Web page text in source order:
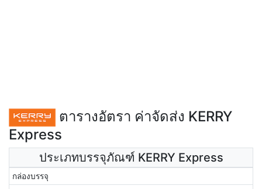
ตารางอัตรา ค่าจัดส่ง KERRY
Express
ประเภทบรรจุภัณฑ์ KERRY Express
กล่องบรรจุ